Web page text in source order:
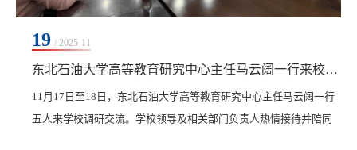
19 / 2025-11
东北石油大学高等教育研究中心主任马云阔一行来校调研交流
11月17日至18日，东北石油大学高等教育研究中心主任马云阔一行
五人来学校调研交流。学校领导及相关部门负责人热情接待并陪同